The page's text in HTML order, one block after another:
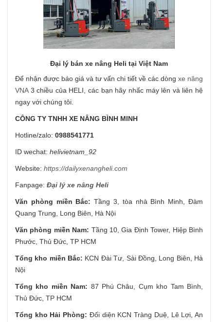
Đại lý bán xe nâng Heli tại Việt Nam
Để nhận được báo giá và tư vấn chi tiết về các dòng xe nâng
VNA3 chiều của HELI, các bạn hãy nhấc máy lên và liên hệ
ngay với chúng tôi.
CÔNG TY TNHH XE NÂNG BÌNH MINH
Hotline/zalo: 0988541771
ID wechat: helivietnam_92
Website: https://dailyxenangheli.com
Fanpage: Đại lý xe nâng Heli
Văn phòng miền Bắc:Tầng 3, tòa nhà Bình Minh, Đàm
Quang Trung, Long Biên, Hà Nội
Văn phòng miền Nam: Tầng 10, Gia Định Tower, Hiệp Bình
Phước, Thủ Đức, TP HCM
Tổng kho miền Bắc: KCN Đài Tư, Sài Đồng, Long Biên, Hà
Nội
Tổng kho miền Nam: 87 Phú Châu, Cụm kho Tam Bình,
Thủ Đức, TP HCM
Tổng kho Hải Phòng: Đối diện KCN Tràng Duệ, Lê Lợi, An